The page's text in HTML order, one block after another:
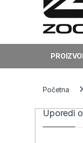
Početna
Uporedi